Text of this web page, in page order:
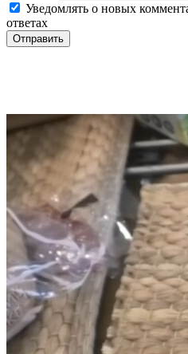
Уведомлять о новых
ответах
Отправить